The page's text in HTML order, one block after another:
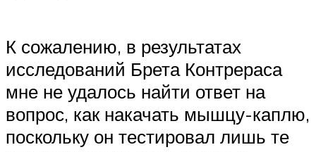
К сожалению, в результатах
исследований Брета Контрераса
мне не удалось найти ответ на
вопрос, как накачать мышцу-каплю,
поскольку он тестировал лишь те